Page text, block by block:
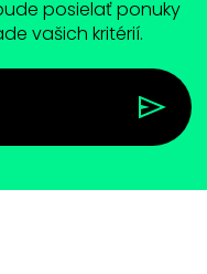
posielať ponuky
vašich kritérií.